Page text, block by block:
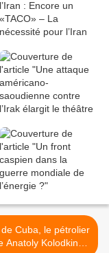
Cuba, le pétrolier
Anatoly Kolodkin